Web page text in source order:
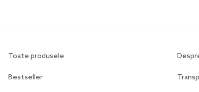
Toate produsele
Bestseller